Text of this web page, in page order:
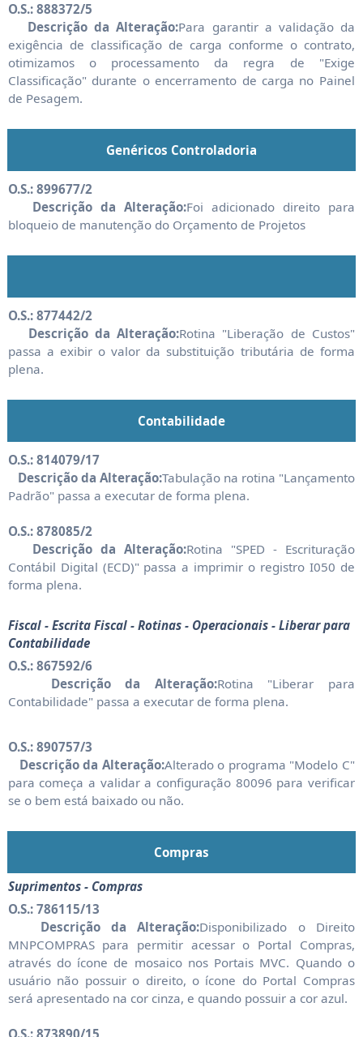
O.S.: 888372/5
Descrição da Alteração:Para garantir a validação da
exigência de classificação de carga conforme o contrato,
otimizamos o processamento da regra de "Exige
Classificação" durante o encerramento de carga no Painel
de Pesagem.
Genéricos Controladoria
O.S.: 899677/2
Descrição da Alteração:Foi adicionado direito para
bloqueio de manutenção do Orçamento de Projetos
O.S.: 877442/2
Descrição da Alteração:Rotina "Liberação de Custos"
passa a exibir o valor da substituição tributária de forma
plena.
Contabilidade
O.S.: 814079/17
Descrição da Alteração:Tabulação na rotina "Lançamento
Padrão" passa a executar de forma plena.
O.S.: 878085/2
Descrição da Alteração:Rotina "SPED - Escrituração
Contábil Digital (ECD)" passa a imprimir o registro I050 de
forma plena.
Fiscal - Escrita Fiscal - Rotinas - Operacionais - Liberar para
Contabilidade
O.S.: 867592/6
Descrição da Alteração:Rotina "Liberar para
Contabilidade" passa a executar de forma plena.
O.S.: 890757/3
Descrição da Alteração:Alterado o programa "Modelo C"
para começa a validar a configuração 80096 para verificar
se o bem está baixado ou não.
Compras
Suprimentos - Compras
O.S.: 786115/13
Descrição da Alteração:Disponibilizado o Direito
MNPCOMPRAS para permitir acessar o Portal Compras,
através do ícone de mosaico nos Portais MVC. Quando o
usuário não possuir o direito, o ícone do Portal Compras
será apresentado na cor cinza, e quando possuir a cor azul.